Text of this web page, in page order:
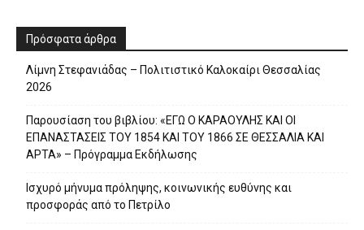
Πρόσφατα άρθρα
Λίμνη Στεφανιάδας – Πολιτιστικό Καλοκαίρι Θεσσαλίας
2026
Παρουσίαση του βιβλίου: «ΕΓΩ Ο ΚΑΡΑΟΥΛΗΣ ΚΑΙ ΟΙ
ΕΠΑΝΑΣΤΑΣΕΙΣ ΤΟΥ 1854 ΚΑΙ ΤΟΥ 1866 ΣΕ ΘΕΣΣΑΛΙΑ ΚΑΙ
ΑΡΤΑ» – Πρόγραμμα Εκδήλωσης
Ισχυρό μήνυμα πρόληψης, κοινωνικής ευθύνης και
προσφοράς από το Πετρίλο